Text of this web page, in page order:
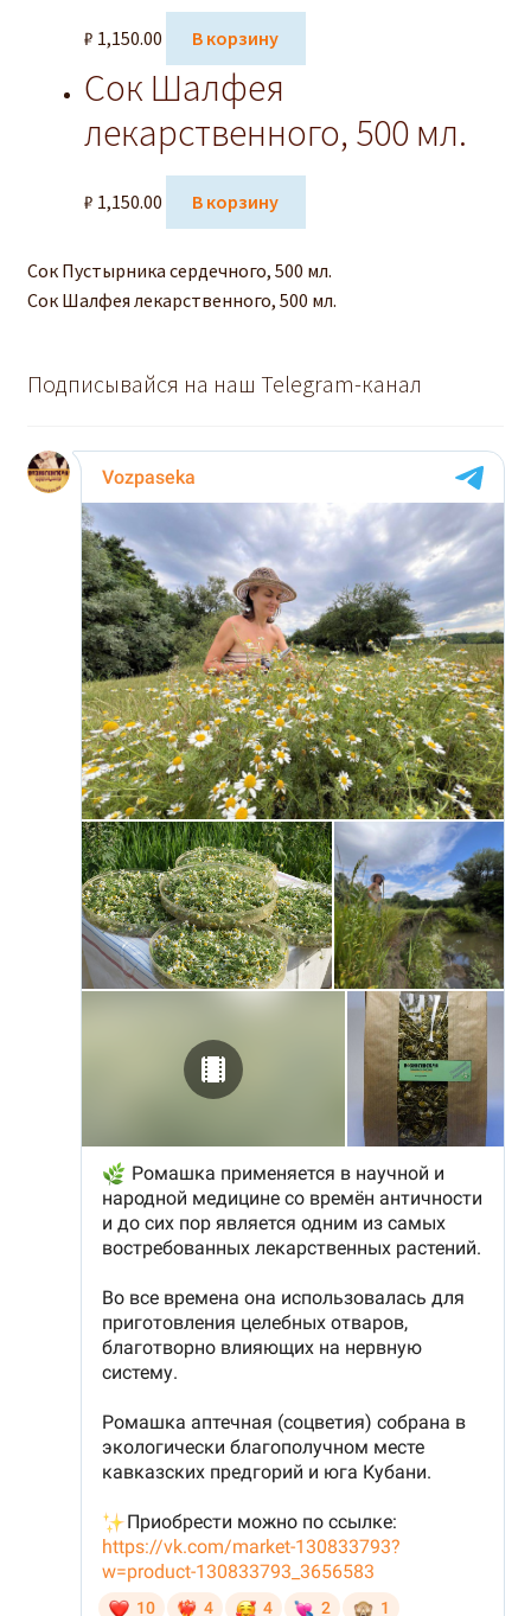
₽ 1,150.00 В корзину
Сок Шалфея
лекарственного, 500 мл.
₽ 1,150.00 В корзину
Сок Пустырника сердечного, 500 мл.
Сок Шалфея лекарственного, 500 мл.
Подписывайся на наш Telegram-канал